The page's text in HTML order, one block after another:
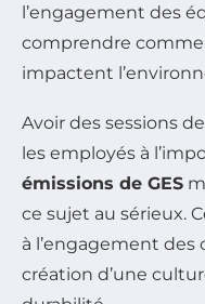
l’engagement des
comprendre
impactent
Avoir des sessions
les employés à
émissions de GES
ce sujet au sérieux.
à l’engagement des
création d’une